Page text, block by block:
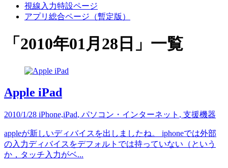
視線入力特設ページ
アプリ総合ページ（暫定版）
「 2010年01月28日 」 一覧
Apple iPad
2010/1/28 iPhone,iPad, パソコン・インターネット , 支援機器
appleが新しいディバイスを出しましたね。 iphoneでは外部
の入力ディバイスをデフォルトでは持っていない（という
か，タッチ入力がベ...